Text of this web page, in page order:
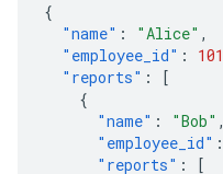
{
"name" : "Alice" ,
"employee_id" : 101
"reports" :
[
{
"name" : "Bob" ,
"employee_id" :
"reports" :
[